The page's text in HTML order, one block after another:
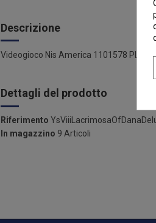
Descrizione
Videogioco Nis America 1101578
Dettagli del prodotto
Riferimento
In magazzino 9 Articoli